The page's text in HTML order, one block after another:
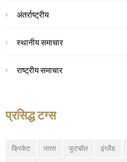
अंतर्राष्ट्रीय
स्थानीय समाचार
राष्ट्रीय समाचार
प्रसिद्ध टग्स
क्रिकेट भारत फुटबॉल इंग्लैंड